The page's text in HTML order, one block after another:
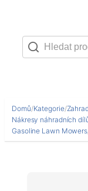
Domů/Kategorie/
Nákresy náhradních
Gasoline Lawn Mowers